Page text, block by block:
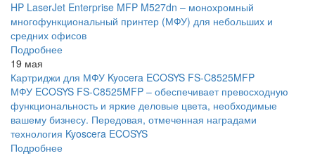
HP LaserJet Enterprise MFP M527dn – монохромный
многофункциональный принтер (МФУ) для небольших и
средних офисов
Подробнее
19 мая
Картриджи для МФУ Kyocera ECOSYS FS-C8525MFP
МФУ ECOSYS FS-C8525MFP – обеспечивает превосходную
функциональность и яркие деловые цвета, необходимые
вашему бизнесу. Передовая, отмеченная наградами
технология Kyoscera ECOSYS
Подробнее